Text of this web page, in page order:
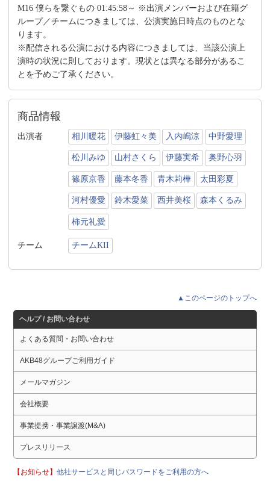
M16 僕らを繋ぐもの 01:45:58～ ※出演メンバーおよび在籍グ
ループ／チームにつきましては、公演実施日時点のものとな
ります。
※配信される公演における内容につきましては、当該公演上
演時の状況に則しております。現状とは異なる部分があるこ
とを予めご了承ください。
商品情報
出演者 相川暖花 伊藤虹々美 入内嶋涼 中野愛理
松川みゆ 山村さくら 伊藤実希 奥野心羽
篠原京香 藤本冬香 青木莉樺 太田彩夏
河村優愛 鈴木愛菜 西井美桜 森本くるみ
柿元礼愛
チーム チームKII
▲このページのトップへ
ヘルプ / お問い合わせ
よくある質問・お問い合わせ
AKB48グループご利用ガイド
メールマガジン
会社概要
事業提携・事業譲渡(M&A)
プレスリリース
【お知らせ】他社サービスと同じパスワードをご利用の方へ